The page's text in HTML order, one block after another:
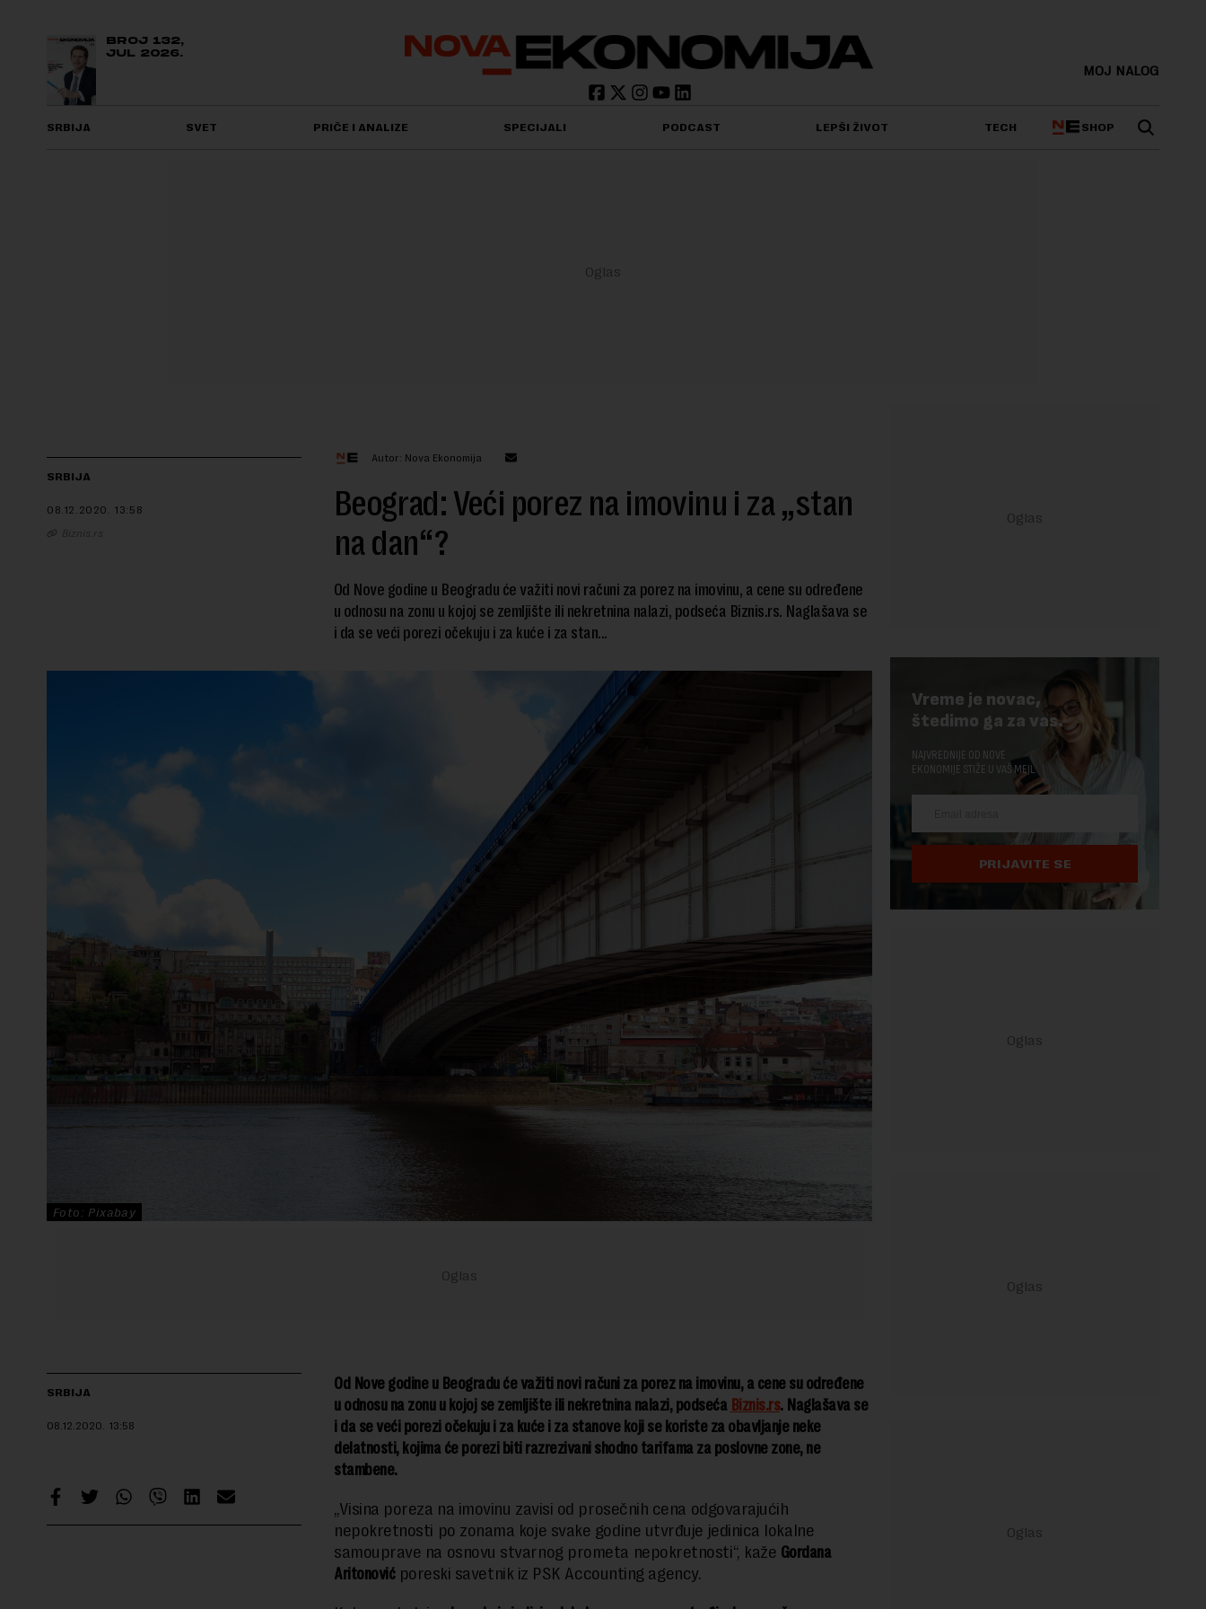
BROJ 132,
JUL 2026.
MOJ NALOG
SRBIJA SVET PRIČE I ANALIZE SPECIJALI PODCAST LEPŠI ŽIVOT TECH SHOP
SRBIJA
08.12.2020. 13:58
Biznis.rs
Autor: Nova Ekonomija
Beograd: Veći porez na imovinu i za „stan
na dan“?
Od Nove godine u Beogradu će važiti novi računi za porez na imovinu, a cene su određene
u odnosu na zonu u kojoj se zemljište ili nekretnina nalazi, podseća Biznis.rs. Naglašava se
i da se veći porezi očekuju i za kuće i za stan...
Foto: Pixabay
SRBIJA
08.12.2020. 13:58
Od Nove godine u Beogradu će važiti novi računi za porez na imovinu, a cene su određene
u odnosu na zonu u kojoj se zemljište ili nekretnina nalazi, podseća Biznis.rs. Naglašava se
i da se veći porezi očekuju i za kuće i za stanove koji se koriste za obavljanje neke
delatnosti, kojima će porezi biti razrezivani shodno tarifama za poslovne zone, ne
stambene.
„Visina poreza na imovinu zavisi od prosečnih cena odgovarajućih
nepokretnosti po zonama koje svake godine utvrđuje jedinica lokalne
samouprave na osnovu stvarnog prometa nepokretnosti“, kaže Gordana
Aritonovićporeski savetnik iz PSK Accounting agency.
Vreme je novac,
štedimo ga za vas.
NAJVREDNIJE OD NOVE
EKONOMIJE STIŽE U VAŠ MEJL.
PRIJAVITE SE